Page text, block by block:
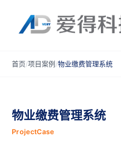
首页/项目案例/物业缴费管理系统
物业缴费管理系统
ProjectCase